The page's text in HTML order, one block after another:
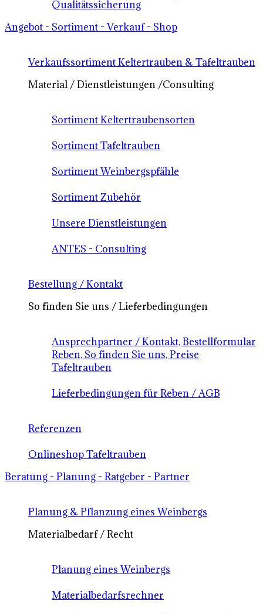
Qualitätssicherung
Angebot - Sortiment - Verkauf - Shop
Verkaufssortiment Keltertrauben & Tafeltrauben
Material / Dienstleistungen /Consulting
Sortiment Keltertraubensorten
Sortiment Tafeltrauben
Sortiment Weinbergspfähle
Sortiment Zubehör
Unsere Dienstleistungen
ANTES - Consulting
Bestellung / Kontakt
So finden Sie uns / Lieferbedingungen
Ansprechpartner / Kontakt, Bestellformular
Reben, So finden Sie uns, Preise
Tafeltrauben
Lieferbedingungen für Reben / AGB
Referenzen
Onlineshop Tafeltrauben
Beratung - Planung - Ratgeber - Partner
Planung & Pflanzung eines Weinbergs
Materialbedarf / Recht
Planung eines Weinbergs
Materialbedarfsrechner